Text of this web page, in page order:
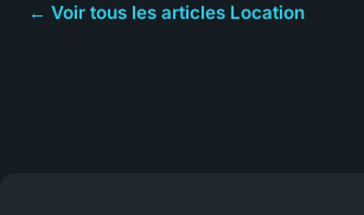
← Voir tous les articles Location